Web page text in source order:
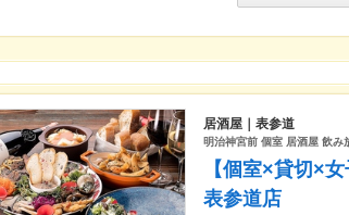
居酒屋｜表参道
明治神宮前 個室 居酒屋 飲
【個室×貸切×
表参道店